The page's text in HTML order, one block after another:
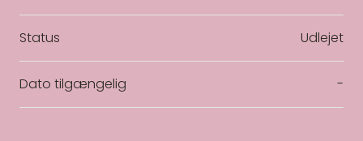
Status Udlejet
Dato tilgængelig -